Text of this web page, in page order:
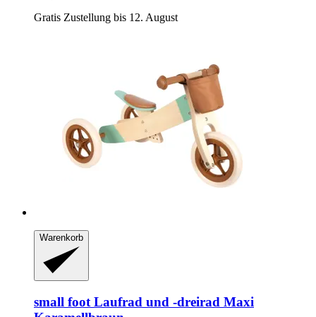
Gratis Zustellung bis 12. August
Warenkorb
small foot Laufrad und -​dreirad Maxi